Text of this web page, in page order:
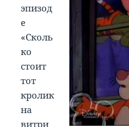
эпизод
е
«Сколь
ко
стоит
тот
кролик
на
витри